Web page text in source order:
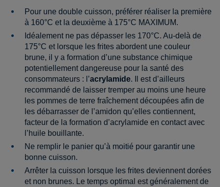
Pour une double cuisson, préférer réaliser la première
à 160°C et la deuxième à 175°C MAXIMUM.
Idéalement ne pas dépasser les 170°C. Au-delà de
175°C et lorsque les frites abordent une couleur
brune, il y a formation d’une substance chimique
potentiellement dangereuse pour la santé des
consommateurs : l’acrylamide. Il est d’ailleurs
recommandé de laisser tremper au moins une heure
les pommes de terre fraîchement découpées afin de
les débarrasser de l’amidon qu’elles contiennent,
facteur de la formation d’acrylamide en contact avec
l’huile bouillante.
Ne remplir le panier qu’à moitié pour garantir une
bonne cuisson.
Arrêter la cuisson lorsque les frites deviennent dorées
et non brunes. Le temps optimal est généralement de